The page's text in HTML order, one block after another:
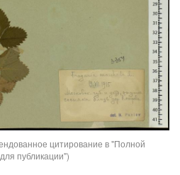
цитирование в "Полной
публикации")